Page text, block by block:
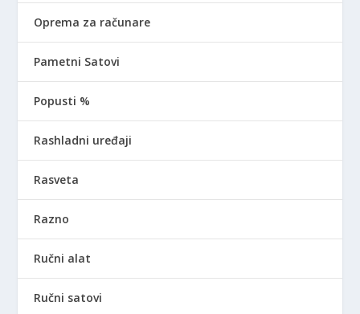
Oprema za računare
Pametni Satovi
Popusti %
Rashladni uređaji
Rasveta
Razno
Ručni alat
Ručni satovi